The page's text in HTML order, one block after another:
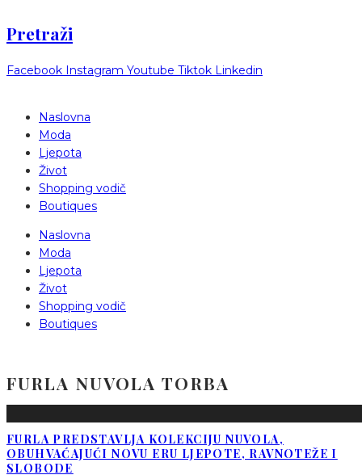
Pretraži
Facebook Instagram Youtube Tiktok Linkedin
Naslovna
Moda
Ljepota
Život
Shopping vodič
Boutiques
Naslovna
Moda
Ljepota
Život
Shopping vodič
Boutiques
FURLA NUVOLA TORBA
FURLA PREDSTAVLJA KOLEKCIJU NUVOLA,
OBUHVAĆAJUĆI NOVU ERU LJEPOTE, RAVNOTEŽE I
SLOBODE